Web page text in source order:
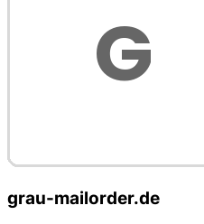
grau-mailorder.de